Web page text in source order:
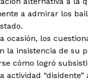
+ Todas las
a admirar los
ocasión, los
la insistencia de su
cómo logró
actividad